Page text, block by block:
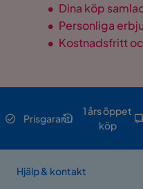
• Dina köp
• Personliga
• Kostnadsfritt
Prisgaranti
1 års öppet
köp
Hjälp & kontakt